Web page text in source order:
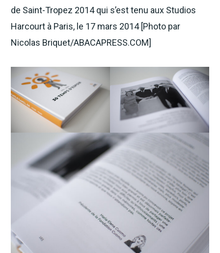
de Saint-Tropez 2014 qui s’est tenu aux Studios
Harcourt à Paris, le 17 mars 2014 [Photo par
Nicolas Briquet/ABACAPRESS.COM]